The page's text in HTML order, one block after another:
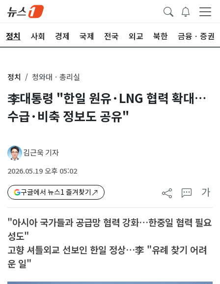
정치 사회 경제 국제 전국 외교 북한 금융ㆍ증권
정치 청와대ㆍ총리실
李대통령 "한일 원유·LNG 협력 확대…
수급·비축 정보도 공유"
김근욱 기자
2026.05.19 오후 05:02
구글에서 뉴스1 즐겨찾기 가
"아시아 국가들과 공급망 협력 강화…한중일 협력 필요
성도"
고향 셔틀외교 선보인 한일 정상…李 "유례 찾기 어려
운 일"